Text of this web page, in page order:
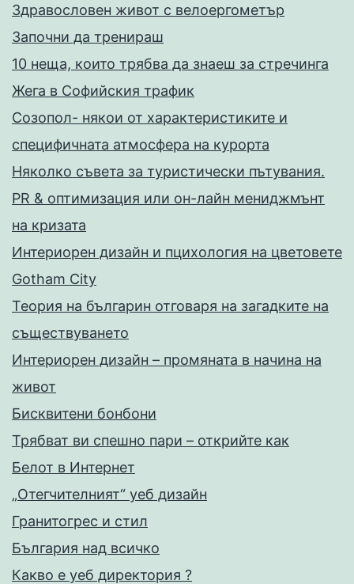
Здравословен живот с велоергометър
Запoчни да тренираш
10 неща, които трябва да знаеш за стречинга
Жега в Софийския трафик
Созопол- някои от характеристиките и
специфичната атмосфера на курорта
Няколко съвета за туристически пътувания.
PR & оптимизация или он-лайн мениджмънт
на кризата
Интериорен дизайн и пцихология на цветовете
Gotham City
Теория на българин отговаря на загадките на
съществуването
Интериорен дизайн – промяната в начина на
живот
Бисквитени бонбони
Трябват ви спешно пари – открийте как
Белот в Интернет
„Отегчителният“ уеб дизайн
Гранитогрес и стил
България над всичко
Какво е уеб директория ?